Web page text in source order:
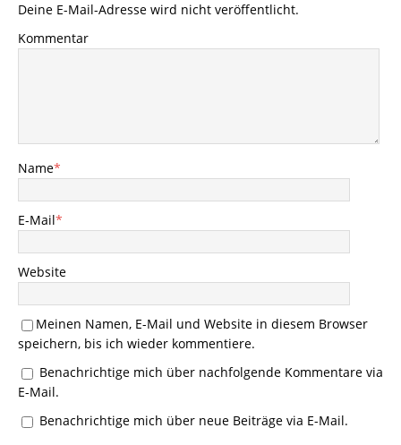
Deine E-Mail-Adresse wird nicht veröffentlicht.
Kommentar
Name*
E-Mail*
Website
Meinen Namen, E-Mail und Website in diesem Browser
speichern, bis ich wieder kommentiere.
Benachrichtige mich über nachfolgende Kommentare via
E-Mail.
Benachrichtige mich über neue Beiträge via E-Mail.